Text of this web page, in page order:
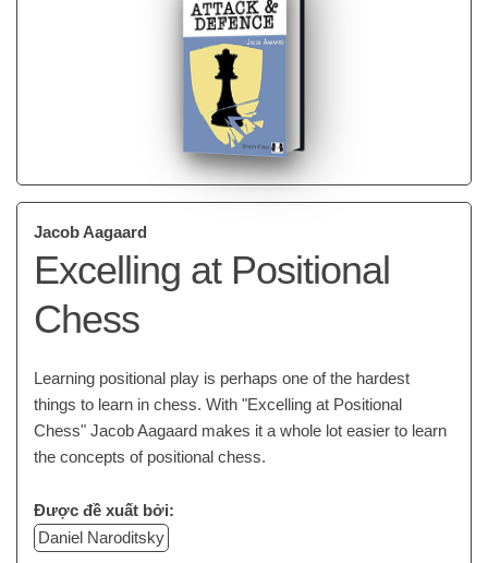
Jacob Aagaard
Excelling at Positional
Chess
Learning positional play is perhaps one of the hardest
things to learn in chess. With "Excelling at Positional
Chess" Jacob Aagaard makes it a whole lot easier to learn
the concepts of positional chess.
Được đề xuất bởi:
Daniel Naroditsky